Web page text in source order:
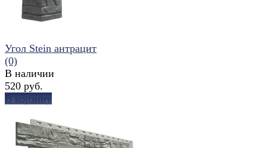
Угол Stein антрацит
(0)
В наличии
520 руб.
В корзину